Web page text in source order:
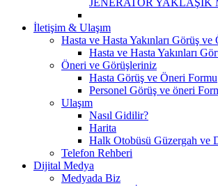
İletişim & Ulaşım
Hasta ve Hasta Yakınları Görüş ve
Hasta ve Hasta Yakınları
Öneri ve Görüşleriniz
Hasta Görüş ve Öneri Formu
Personel Görüş ve öneri
Ulaşım
Nasıl Gidilir?
Harita
Halk Otobüsü Güzergah ve
Telefon Rehberi
Dijital Medya
Medyada Biz